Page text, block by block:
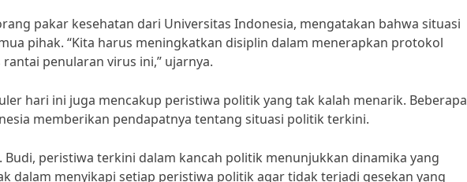
pakar kesehatan dari Universitas Indonesia, mengatakan bahwa situasi
pihak. “Kita harus meningkatkan disiplin dalam menerapkan protokol
penularan virus ini,” ujarnya.
hari ini juga mencakup peristiwa politik yang tak kalah menarik. Beberapa
memberikan pendapatnya tentang situasi politik terkini.
peristiwa terkini dalam kancah politik menunjukkan dinamika yang
dalam menyikapi setiap peristiwa politik agar tidak terjadi gesekan yang